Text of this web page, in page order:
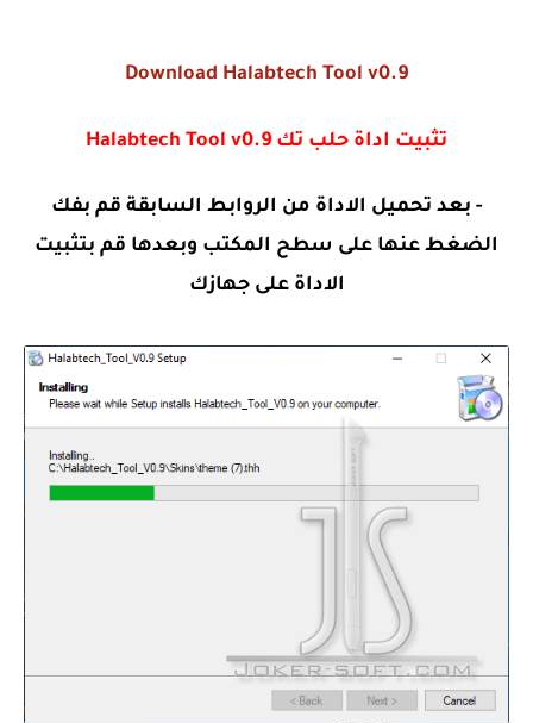
Download Halabtech Tool v0.9
تثبيت اداة حلب تك Halabtech Tool v0.9
- بعد تحميل الاداة من الروابط السابقة قم بفك
الضغط عنها على سطح المكتب وبعدها قم بتثبيت
الاداة على جهازك